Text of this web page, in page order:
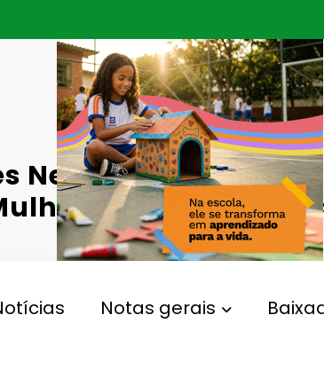
Notas gerais
Negras
Projeto